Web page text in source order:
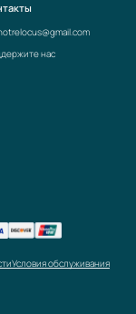
нас
Условия обслуживания